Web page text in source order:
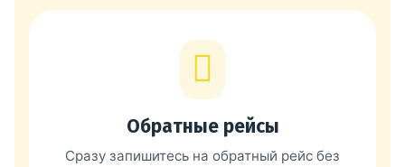
Обратные рейсы
Сразу запишитесь на обратный рейс без